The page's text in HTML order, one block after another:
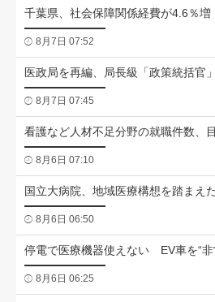
千葉県、社会保障関係経費が4.6％
8月7日 07:52
医政局を再編、局長級「政策統括
8月7日 07:45
看護など人材不足分野の就職件数、
8月6日 07:10
国立大病院、地域医療構想を踏まえ
8月6日 06:50
停電で医療機器使えない EV車を“非
8月6日 06:25